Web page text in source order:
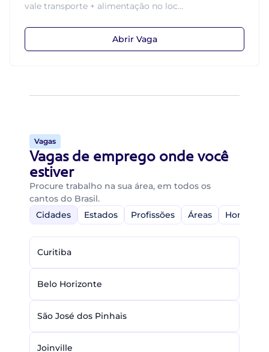
vale transporte + alimentação no loc...
Abrir Vaga
Vagas
Vagas de emprego onde você
estiver
Procure trabalho na sua área, em todos os
cantos do Brasil.
Cidades
Estados Profissões Áreas Home-
Curitiba
Belo Horizonte
São José dos Pinhais
Joinville